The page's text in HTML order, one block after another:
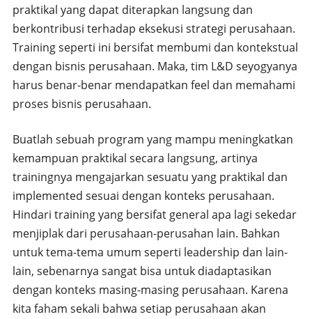
praktikal yang dapat diterapkan langsung dan
berkontribusi terhadap eksekusi strategi perusahaan.
Training seperti ini bersifat membumi dan kontekstual
dengan bisnis perusahaan. Maka, tim L&D seyogyanya
harus benar-benar mendapatkan feel dan memahami
proses bisnis perusahaan.
Buatlah sebuah program yang mampu meningkatkan
kemampuan praktikal secara langsung, artinya
trainingnya mengajarkan sesuatu yang praktikal dan
implemented sesuai dengan konteks perusahaan.
Hindari training yang bersifat general apa lagi sekedar
menjiplak dari perusahaan-perusahan lain. Bahkan
untuk tema-tema umum seperti leadership dan lain-
lain, sebenarnya sangat bisa untuk diadaptasikan
dengan konteks masing-masing perusahaan. Karena
kita faham sekali bahwa setiap perusahaan akan